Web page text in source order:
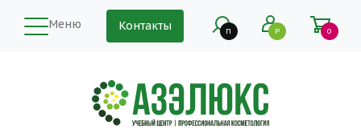
Меню Контакты П Р 0